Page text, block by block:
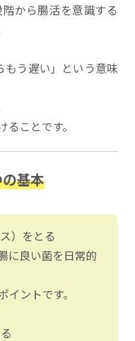
から腸活を意識する
もう遅い」という意味
ことです。
基本
）をとる
に良い菌を日常的
イントです。